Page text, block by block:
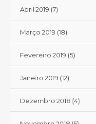
Abril 2019 (7)
Março 2019 (18)
Fevereiro 2019 (5)
Janeiro 2019 (12)
Dezembro 2018 (4)